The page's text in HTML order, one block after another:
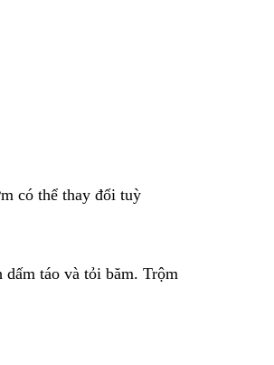
có thể thay đổi tuỳ
dấm táo và tỏi băm. Trộm